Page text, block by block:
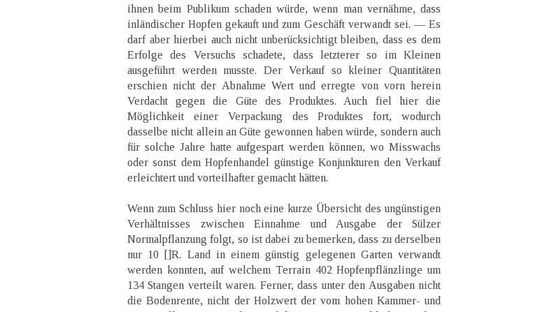
ihnen beim Publikum schaden würde, wenn man vernähme, dass
inländischer Hopfen gekauft und zum Geschäft verwandt sei. — Es
darf aber hierbei auch nicht unberücksichtigt bleiben, dass es dem
Erfolge des Versuchs schadete, dass letzterer so im Kleinen
ausgeführt werden musste. Der Verkauf so kleiner Quantitäten
erschien nicht der Abnahme Wert und erregte von vorn herein
Verdacht gegen die Güte des Produktes. Auch fiel hier die
Möglichkeit einer Verpackung des Produktes fort, wodurch
dasselbe nicht allein an Güte gewonnen haben würde, sondern auch
für solche Jahre hatte aufgespart werden können, wo Misswachs
oder sonst dem Hopfenhandel günstige Konjunkturen den Verkauf
erleichtert und vorteilhafter gemacht hätten.
Wenn zum Schluss hier noch eine kurze Übersicht des ungünstigen
Verhältnisses zwischen Einnahme und Ausgabe der Sülzer
Normalpflanzung folgt, so ist dabei zu bemerken, dass zu derselben
nur 10 []R. Land in einem günstig gelegenen Garten verwandt
werden konnten, auf welchem Terrain 402 Hopfenpflänzlinge um
134 Stangen verteilt waren. Ferner, dass unter den Ausgaben nicht
die Bodenrente, nicht der Holzwert der vom hohen Kammer- und